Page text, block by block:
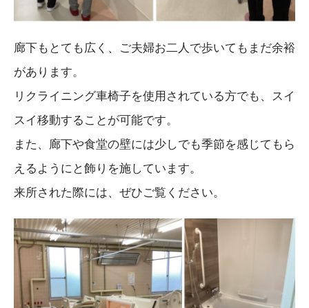
廊下もとても広く、ご夫婦お二人で歩いてもまだ余裕
があります。
リクライニング車椅子を使用されている方でも、スイ
スイ移動することが可能です。
また、廊下や食堂の壁には少しでも季節を感じてもら
えるようにと飾りを施しています。
来所された際には、ぜひご覧ください。